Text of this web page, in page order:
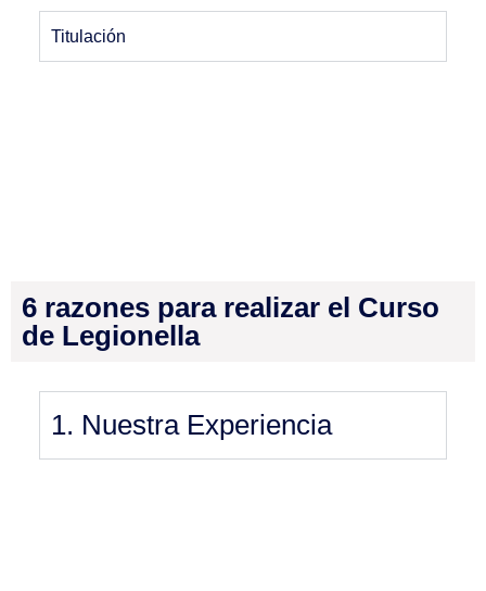
Titulación
6 razones para realizar el Curso
de Legionella
1. Nuestra Experiencia